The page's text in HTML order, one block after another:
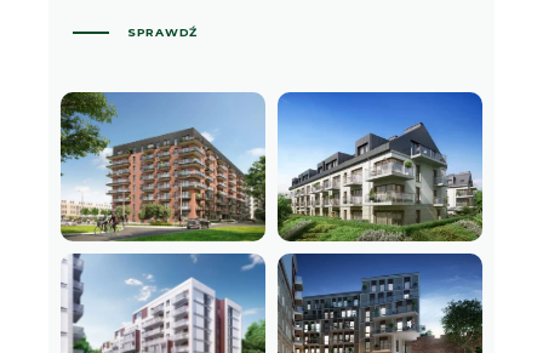
SPRAWDŹ